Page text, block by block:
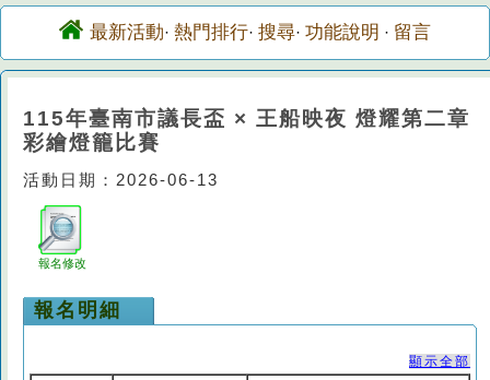
最新活動· 熱門排行· 搜尋· 功能說明 · 留言
115年臺南市議長盃 × 王船映夜 燈耀第二章
彩繪燈籠比賽
活動日期：2026-06-13
報名修改
報名明細
顯示全部